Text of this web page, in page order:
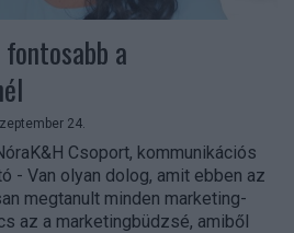
a
24.
Csoport, kommunikációs
- Van olyan dolog, amit ebben az
megtanult minden marketing-
az a marketingbüdzsé, amiből